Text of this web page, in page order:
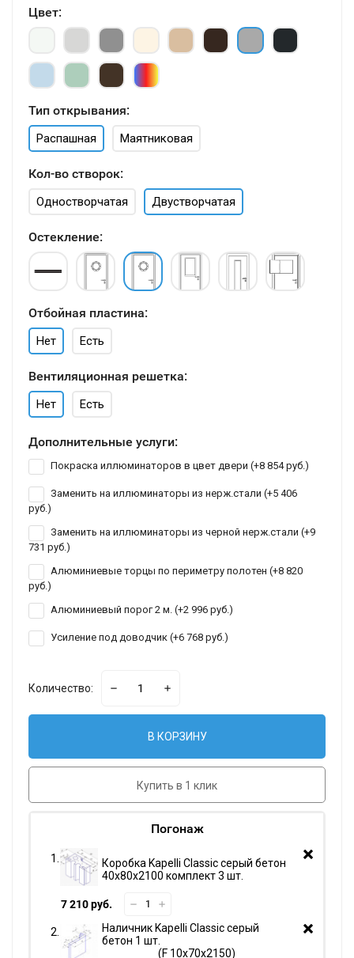
Цвет:
Тип открывания:
Распашная Маятниковая
Кол-во створок:
Одностворчатая Двустворчатая
Остекление:
Отбойная пластина:
Нет Есть
Вентиляционная решетка:
Нет Есть
Дополнительные услуги:
Покраска иллюминаторов в цвет двери (+8 854 руб.)
Заменить на иллюминаторы из нерж.стали (+5 406
руб.)
Заменить на иллюминаторы из черной нерж.стали (+9
731 руб.)
Алюминиевые торцы по периметру полотен (+8 820
руб.)
Алюминиевый порог 2 м. (+2 996 руб.)
Усиление под доводчик (+6 768 руб.)
Количество:
В КОРЗИНУ
Купить в 1 клик
Погонаж
Коробка Kapelli Classic серый бетон
40х80х2100 комплект 3 шт.
7 210 руб.
Наличник Kapelli Classic серый
бетон 1 шт.
F 10х70х2150